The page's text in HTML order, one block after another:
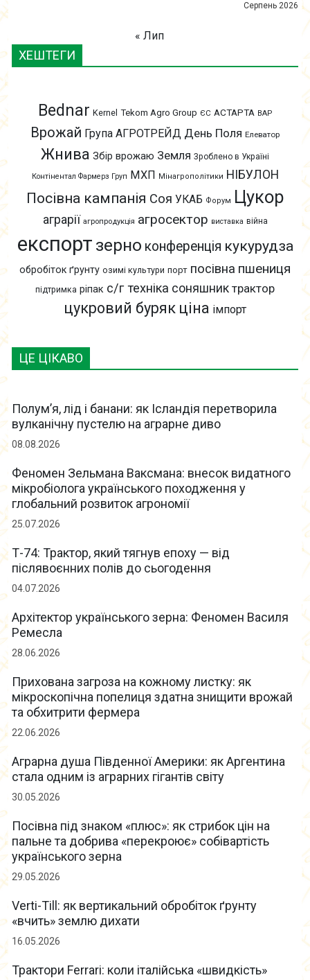
ЦЕ ЦІКАВО
Полум’я, лід і банани: як Ісландія перетворила
вулканічну пустелю на аграрне диво
08.08.2026
Феномен Зельмана Ваксмана: внесок видатного
мікробіолога українського походження у
глобальний розвиток агрономії
25.07.2026
Т-74: Трактор, який тягнув епоху — від
післявоєнних полів до сьогодення
04.07.2026
Архітектор українського зерна: Феномен Василя
Ремесла
28.06.2026
Прихована загроза на кожному листку: як
мікроскопічна попелиця здатна знищити врожай
та обхитрити фермера
22.06.2026
Аграрна душа Південної Америки: як Аргентина
стала одним із аграрних гігантів світу
30.05.2026
Посівна під знаком «плюс»: як стрибок цін на
пальне та добрива «перекроює» собівартість
українського зерна
29.05.2026
Verti-Till: як вертикальний обробіток ґрунту
«вчить» землю дихати
16.05.2026
Трактори Ferrari: коли італійська «швидкість»
Серпень 2026
« Лип
ХЕШТЕГИ
Bednar Kernel Tekom Agro Group ЄС АСТАРТА ВАР
Врожай Група АГРОТРЕЙД День Поля Елеватор
Жнива Збір врожаю Земля Зроблено в Україні
Контінентал Фармерз Груп МХП Мінагрополітики НІБУЛОН
Посівна кампанія Соя УКАБ Форум Цукор
аграрії агропродукція агросектор виставка війна
експорт зерно конференція кукурудза
обробіток ґрунту озимі культури порт посівна пшениця
підтримка ріпак с/г техніка соняшник трактор
цукровий буряк ціна імпорт